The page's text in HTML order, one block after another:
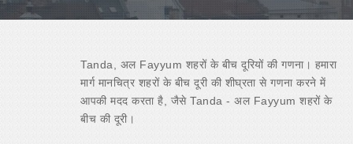
Tanda, अल Fayyum शहरों के बीच दूरियों की गणना। हमारा
मार्ग मानचित्र शहरों के बीच दूरी की शीघ्रता से गणना करने में
आपकी मदद करता है, जैसे Tanda - अल Fayyum शहरों के
बीच की दूरी।